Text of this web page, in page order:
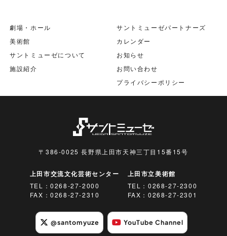
劇場・ホール
美術館
サントミューゼについて
施設紹介
サントミューゼパートナーズ
カレンダー
お知らせ
お問い合わせ
プライバシーポリシー
〒386-0025 長野県上田市天神三丁目15番15号
上田市交流文化芸術センター
TEL：0268-27-2000
FAX：0268-27-2310
上田市立美術館
TEL： 0268-27-2300
FAX：0268-27-2301
@santomyuze YouTube Channel